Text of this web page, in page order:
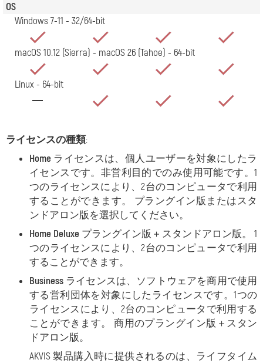
OS
Windows 7-11 - 32/64-bit
macOS 10.12 (Sierra) - macOS 26 (Tahoe) - 64-bit
Linux - 64-bit
ライセンスの種類:
Home ライセンスは、個人ユーザーを対象にしたラ
イセンスです。非営利目的でのみ使用可能です。1
つのライセンスにより、2台のコンピュータで利用
することができます。 プラングイン版またはスタ
ンドアロン版を選択してください。
Home Deluxe プラングイン版＋スタンドアロン版。 1
つのライセンスにより、2台のコンピュータで利用
することができます。
Business ライセンスは、ソフトウェアを商用で使用
する営利団体を対象にしたライセンスです。1つの
ライセンスにより、2台のコンピュータで利用する
ことができます。 商用のプラングイン版＋スタン
ドアロン版。
AKVIS 製品購入時に提供されるのは、ライフタイム